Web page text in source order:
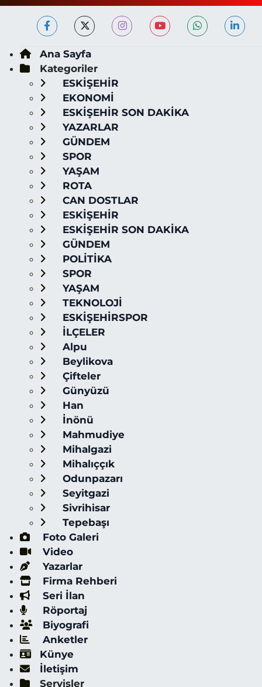
Ana Sayfa
Kategoriler
ESKİŞEHİR
EKONOMİ
ESKİŞEHİR SON DAKİKA
YAZARLAR
GÜNDEM
SPOR
YAŞAM
ROTA
CAN DOSTLAR
ESKİŞEHİR
ESKİŞEHİR SON DAKİKA
GÜNDEM
POLİTİKA
SPOR
YAŞAM
TEKNOLOJİ
ESKİŞEHİRSPOR
İLÇELER
Alpu
Beylikova
Çifteler
Günyüzü
Han
İnönü
Mahmudiye
Mihalgazi
Mihalıççık
Odunpazarı
Seyitgazi
Sivrihisar
Tepebaşı
Foto Galeri
Video
Yazarlar
Firma Rehberi
Seri İlan
Röportaj
Biyografi
Anketler
Künye
İletişim
Servisler